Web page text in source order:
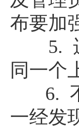
布要加
5.
同一个
6.
一经发